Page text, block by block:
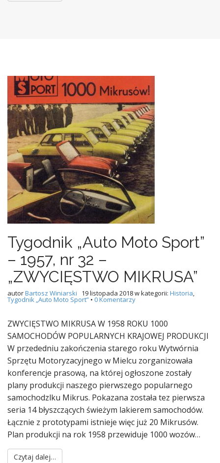
Tygodnik „Auto Moto Sport”
– 1957, nr 32 –
„ZWYCIĘSTWO MIKRUSA”
autorBartosz Winiarski 19 listopada 2018w kategorii: Historia,
Tygodnik „Auto Moto Sport” • 0 Komentarzy
ZWYCIĘSTWO MIKRUSA W 1958 ROKU 1000
SAMOCHODÓW POPULARNYCH KRAJOWEJ PRODUKCJI
W przededniu zakończenia starego roku Wytwórnia
Sprzętu Motoryzacyjnego w Mielcu zorganizowała
konferencje prasową, na której ogłoszone zostały
plany produkcji naszego pierwszego popularnego
samochodzlku Mikrus. Pokazana została tez pierwsza
seria 14 błyszczących świeżym lakierem samochodów.
Łącznie z prototypami istnieje więc już 20 Mikrusów.
Plan produkcji na rok 1958 przewiduje 1000 wozów…
Czytaj dalej…